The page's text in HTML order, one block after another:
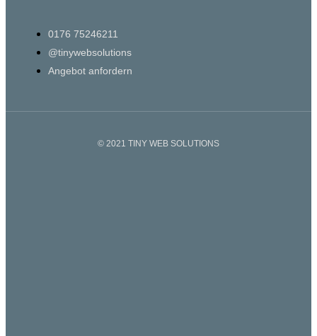
0176 75246211
@tinywebsolutions
Angebot anfordern
© 2021 TINY WEB SOLUTIONS